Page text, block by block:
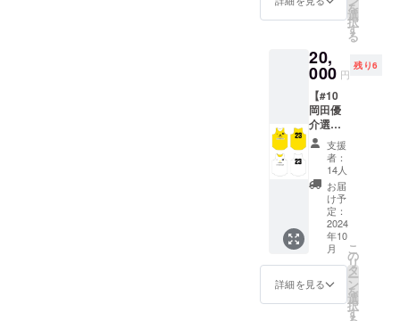
キャン
セル・
交換
は、対
応いた
しかね
ますの
で、何
卒ご了
承くだ
さい。
と同じ
デザイ
バーシ
ブルを
提供し
ます。
・商品
サイ
ズ：
3XOサ
イズ ※
リバー
シブル
の背番
号は25
番で
す。 ※
選手実
着用の
を
選
択
す
る
20,
000 円
残り6
【#10
岡田優
介選
手 サ
イン入
りリ
バーシ
ブル】
選手が
練習中
に使用
してい
るもの
と同じ
デザイ
ンのリ
支援
者：
14人
お届
け予
定：
2024
年10
月
詳細を見る
こ
の
リ
タ
ー
ン
を
選
択
す